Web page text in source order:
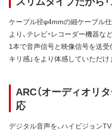
ケーブル径φ4mmの細ケーブル
より、テレビ・レコーダー機器な
1本で音声信号と映像信号を送受
キリ感」をより体感していただけ
ARC（オーディオリ
応
デジタル音声を、ハイビジョン